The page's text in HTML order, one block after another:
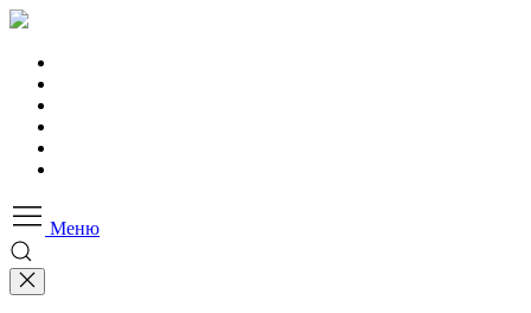
Меню